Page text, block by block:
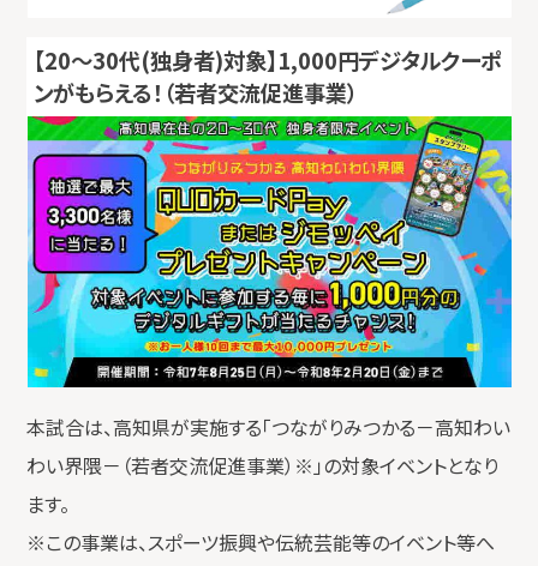
【20～30代(独身者)対象】1,000円デジタルクーポ
ンがもらえる！（若者交流促進事業）
本試合は、高知県が実施する「つながりみつかる－高知わい
わい界隈－（若者交流促進事業）※」の対象イベントとなり
ます。
※この事業は、スポーツ振興や伝統芸能等のイベント等へ